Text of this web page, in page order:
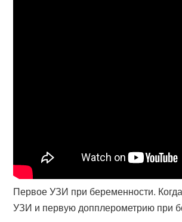
Первое УЗИ при беременности.
УЗИ и первую допплерометрию при